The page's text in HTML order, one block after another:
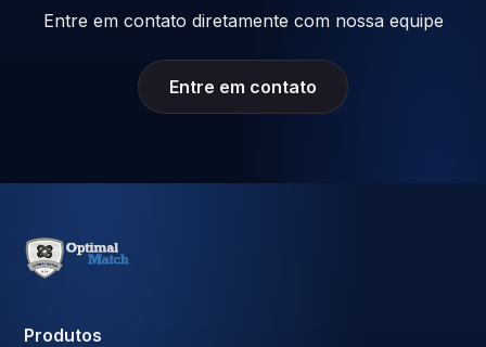
Entre em contato diretamente com nossa equipe
Entre em contato
Produtos